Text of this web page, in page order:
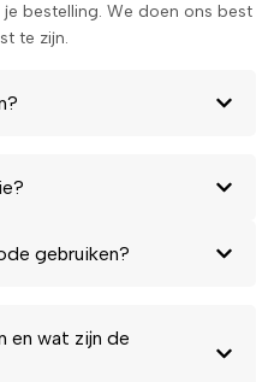
bestelling. We doen ons best
te zijn.
gebruiken?
en wat zijn de